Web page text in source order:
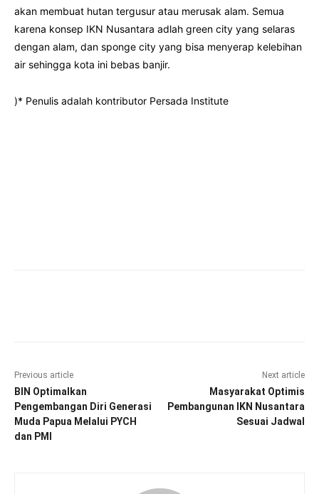
akan membuat hutan tergusur atau merusak alam. Semua
karena konsep IKN Nusantara adlah green city yang selaras
dengan alam, dan sponge city yang bisa menyerap kelebihan
air sehingga kota ini bebas banjir.
)* Penulis adalah kontributor Persada Institute
Previous article
BIN Optimalkan
Pengembangan Diri Generasi
Muda Papua Melalui PYCH
dan PMI
Next article
Masyarakat Optimis
Pembangunan IKN Nusantara
Sesuai Jadwal